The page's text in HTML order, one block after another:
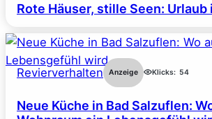
Rote Häuser, stille Seen: Urlaub
Revierverhalten Anzeige Klicks: 54
Neue Küche in Bad Salzuflen: